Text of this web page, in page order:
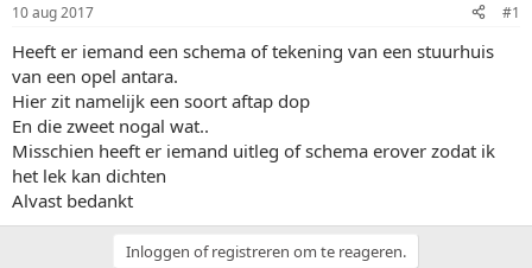
a
r
e
r
u
10 aug 2017 #1
Heeft er iemand een schema of tekening van een stuurhuis
van een opel antara.
Hier zit namelijk een soort aftap dop
En die zweet nogal wat..
Misschien heeft er iemand uitleg of schema erover zodat ik
het lek kan dichten
Alvast bedankt
Inloggen of registreren om te reageren.